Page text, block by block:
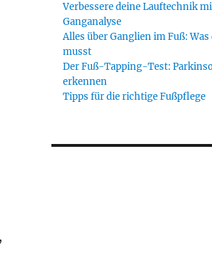
Verbessere deine Lauftechnik
Ganganalyse
Alles über Ganglien im Fuß:
musst
Der Fuß-Tapping-Test:
erkennen
Tipps für die richtige Fußpflege